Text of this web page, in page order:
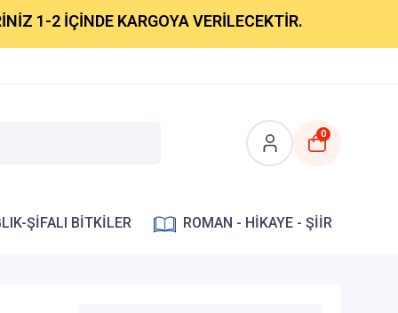
KARGOYA VERİLECEKTİR.
0
ŞİFALI BİTKİLER ROMAN - HİKAYE - ŞİİR